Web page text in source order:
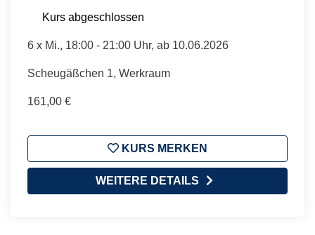
Kurs abgeschlossen
6 x Mi., 18:00 - 21:00 Uhr, ab 10.06.2026
Scheugäßchen 1, Werkraum
161,00 €
KURS MERKEN
WEITERE DETAILS